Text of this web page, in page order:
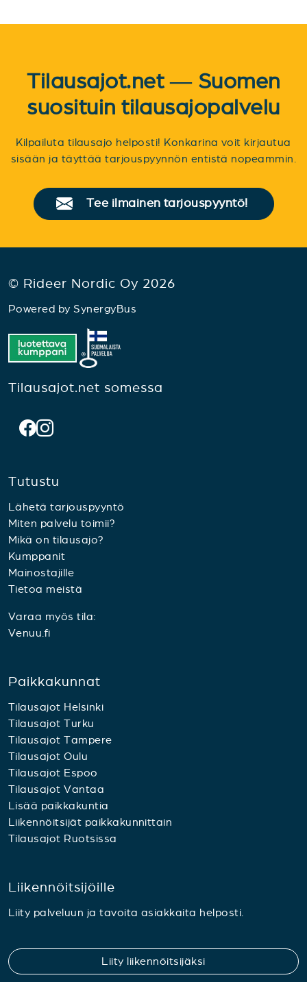
Tilausajot.net — Suomen
suosituin tilausajopalvelu
Kilpailuta tilausajo helposti! Konkarina voit kirjautua
sisään ja täyttää tarjouspyynnön entistä nopeammin.
Tee ilmainen tarjouspyyntö!
© Rideer Nordic Oy 2026
Powered by SynergyBus
Tilausajot.net somessa
Tutustu
Lähetä tarjouspyyntö
Miten palvelu toimii?
Mikä on tilausajo?
Kumppanit
Mainostajille
Tietoa meistä
Varaa myös tila:
Venuu.fi
Paikkakunnat
Tilausajot Helsinki
Tilausajot Turku
Tilausajot Tampere
Tilausajot Oulu
Tilausajot Espoo
Tilausajot Vantaa
Lisää paikkakuntia
Liikennöitsijät paikkakunnittain
Tilausajot Ruotsissa
Liikennöitsijöille
Liity palveluun ja tavoita asiakkaita helposti.
Liity liikennöitsijäksi